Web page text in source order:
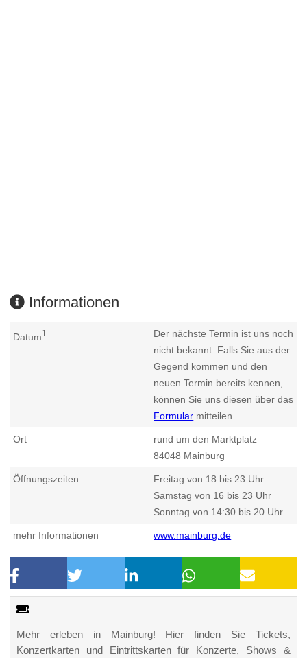
Informationen
Datum1
Der nächste Termin ist uns noch
nicht bekannt. Falls Sie aus der
Gegend kommen und den
neuen Termin bereits kennen,
können Sie uns diesen über das
Formular mitteilen.
Ort
rund um den Marktplatz
84048 Mainburg
Öffnungszeiten
Freitag von 18 bis 23 Uhr
Samstag von 16 bis 23 Uhr
Sonntag von 14:30 bis 20 Uhr
mehr Informationen www.mainburg.de
Mehr erleben in Mainburg! Hier finden Sie Tickets,
Konzertkarten und Eintrittskarten für Konzerte, Shows &